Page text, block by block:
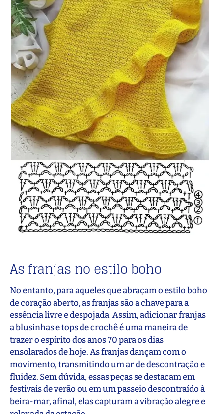
As franjas no estilo boho
No entanto, para aqueles que abraçam o estilo boho
de coração aberto, as franjas são a chave para a
essência livre e despojada. Assim, adicionar franjas
a blusinhas e tops de crochê é uma maneira de
trazer o espírito dos anos 70 para os dias
ensolarados de hoje. As franjas dançam com o
movimento, transmitindo um ar de descontração e
fluidez. Sem dúvida, essas peças se destacam em
festivais de verão ou em um passeio descontraído à
beira-mar, afinal, elas capturam a vibração alegre e